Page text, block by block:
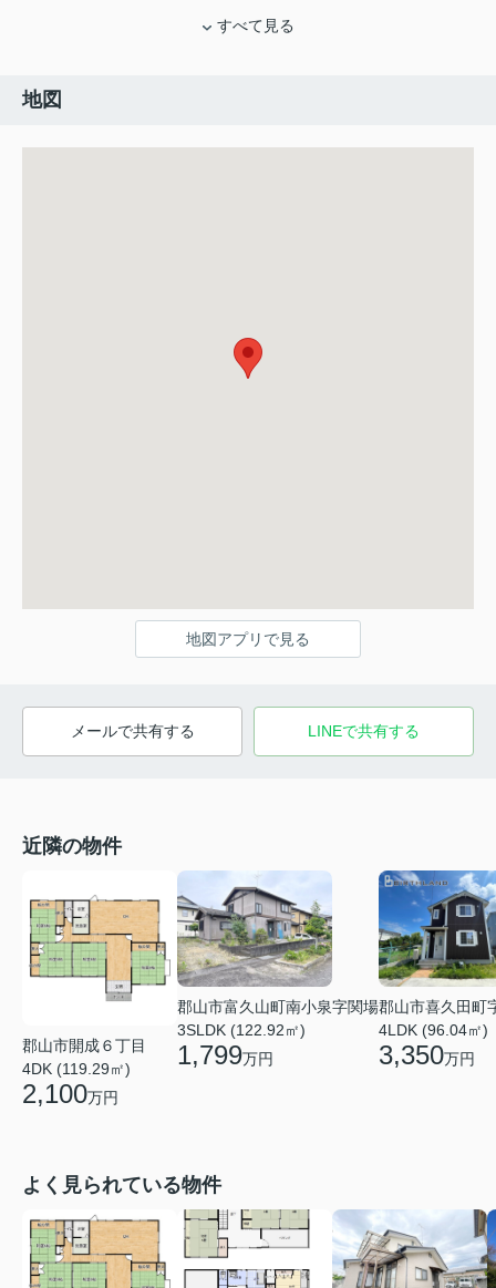
すべて見る
地図
地図アプリで見る
メールで共有する LINEで共有する
近隣の物件
郡山市開成６丁目
4DK (119.29㎡)
2,100万円
郡山市富久山町南小泉字関場
3SLDK (122.92㎡)
1,799万円
郡山市喜久田町
4LDK (96.04㎡)
3,350万円
よく見られている物件